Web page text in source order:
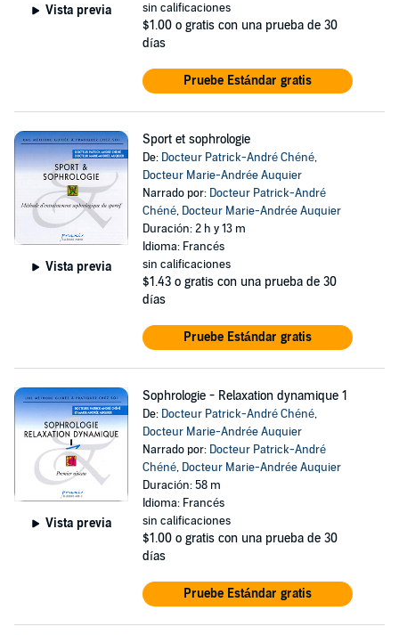
Vista previa
sin calificaciones
$1.00 o gratis con una prueba de 30
días
Pruebe Estándar gratis
Vista previa
Sport et sophrologie
De: Docteur Patrick-André Chéné,
Docteur Marie-Andrée Auquier
Narrado por: Docteur Patrick-André
Chéné, Docteur Marie-Andrée Auquier
Duración: 2 h y 13 m
Idioma: Francés
sin calificaciones
$1.43 o gratis con una prueba de 30
días
Pruebe Estándar gratis
Vista previa
Sophrologie - Relaxation dynamique 1
De: Docteur Patrick-André Chéné,
Docteur Marie-Andrée Auquier
Narrado por: Docteur Patrick-André
Chéné, Docteur Marie-Andrée Auquier
Duración: 58 m
Idioma: Francés
sin calificaciones
$1.00 o gratis con una prueba de 30
días
Pruebe Estándar gratis